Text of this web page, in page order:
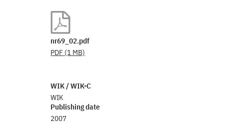
nr69_02.pdf
PDF (1 MB)
WIK / WIK-C
WIK
Publishing date
2007